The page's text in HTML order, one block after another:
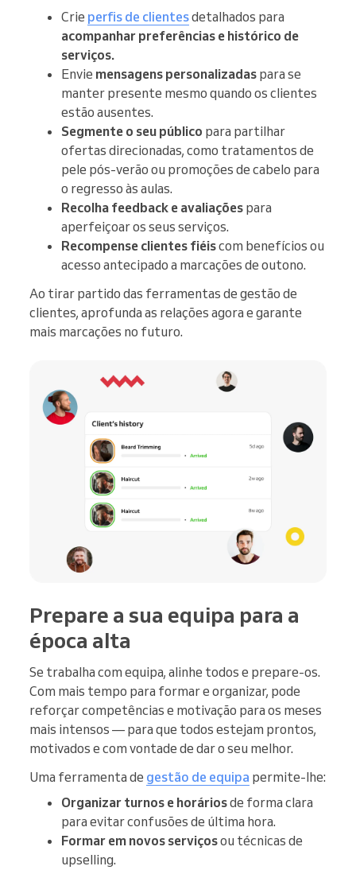
Crie perfis de clientesdetalhados para
acompanhar preferências e histórico de
serviços.
Envie mensagens personalizadas para se
manter presente mesmo quando os clientes
estão ausentes.
Segmente o seu público para partilhar
ofertas direcionadas, como tratamentos de
pele pós-verão ou promoções de cabelo para
o regresso às aulas.
Recolha feedback e avaliações para
aperfeiçoar os seus serviços.
Recompense clientes fiéiscom benefícios ou
acesso antecipado a marcações de outono.
Ao tirar partido das ferramentas de gestão de
clientes, aprofunda as relações agora e garante
mais marcações no futuro.
Prepare a sua equipa para a
época alta
Se trabalha com equipa, alinhe todos e prepare-os.
Com mais tempo para formar e organizar, pode
reforçar competências e motivação para os meses
mais intensos — para que todos estejam prontos,
motivados e com vontade de dar o seu melhor.
Uma ferramenta de gestão de equipa permite-lhe:
Organizar turnos e horáriosde forma clara
para evitar confusões de última hora.
Formar em novos serviçosou técnicas de
upselling.